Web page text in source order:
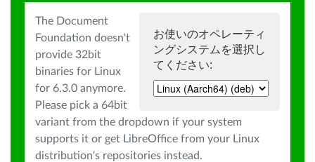
お使いのオペレーティ
ングシステムを選択し
てください:
The Document
Foundation doesn't
provide 32bit
binaries for Linux
for 6.3.0 anymore.
Please pick a 64bit
variant from the dropdown if your system
supports it or get LibreOffice from your Linux
distribution's repositories instead.